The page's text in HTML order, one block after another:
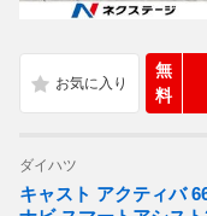
無
料
ダイハツ
キャスト アクティバ